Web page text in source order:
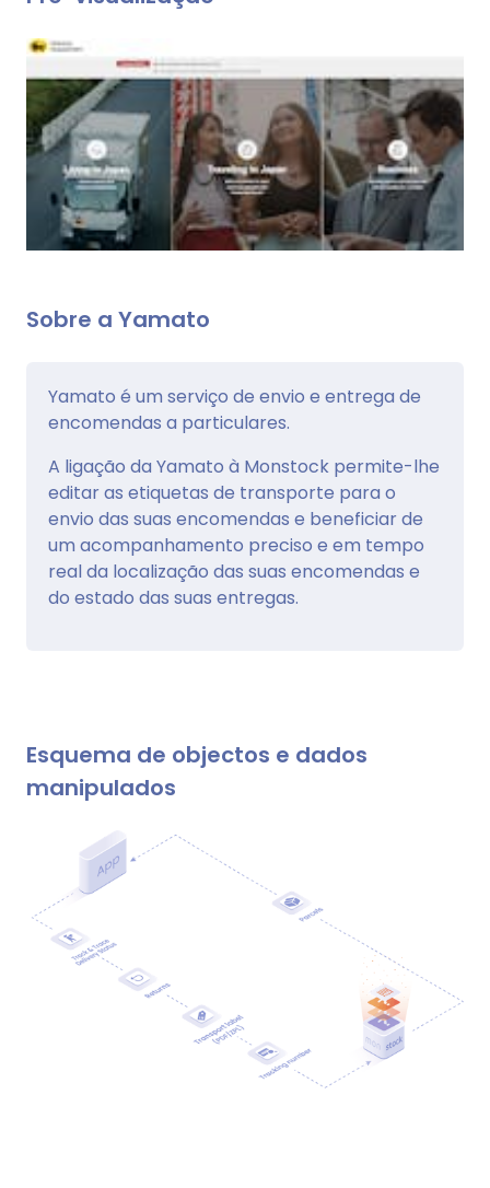
Sobre a Yamato
Yamato é um serviço de envio e entrega de
encomendas a particulares.
A ligação da Yamato à Monstock permite-lhe
editar as etiquetas de transporte para o
envio das suas encomendas e beneficiar de
um acompanhamento preciso e em tempo
real da localização das suas encomendas e
do estado das suas entregas.
Esquema de objectos e dados
manipulados